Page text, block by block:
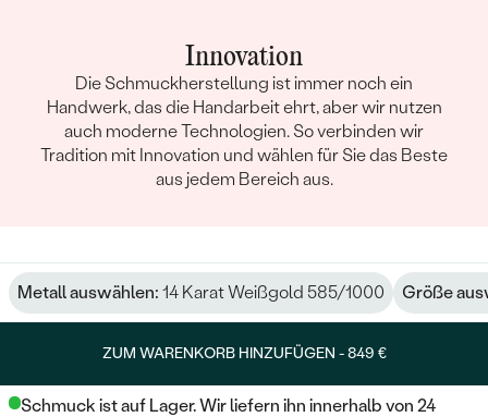
Innovation
Die Schmuckherstellung ist immer noch ein
Handwerk, das die Handarbeit ehrt, aber wir nutzen
auch moderne Technologien. So verbinden wir
Tradition mit Innovation und wählen für Sie das Beste
aus jedem Bereich aus.
Metall auswählen: 14 Karat Weißgold 585/1000 Größe
ZUM WARENKORB HINZUFÜGEN -849 €
Schmuck ist auf Lager. Wir liefern ihn innerhalb von 24